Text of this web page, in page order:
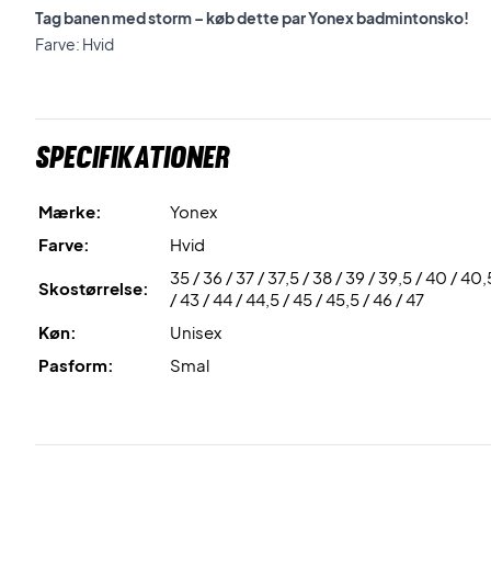
Tag banen med storm – køb dette par Yonex badmintonsko!
Farve: Hvid
Specifikationer
Mærke:
Yonex
Farve:
Hvid
Skostørrelse:
35 / 36 / 37 / 37,5 / 38 / 39 / 39,5 / 40 /
/ 43 / 44 / 44,5 / 45 / 45,5 / 46 / 47
Køn:
Unisex
Pasform:
Smal